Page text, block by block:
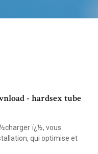
- hardsex tube
ï¿½, vous
qui optimise et